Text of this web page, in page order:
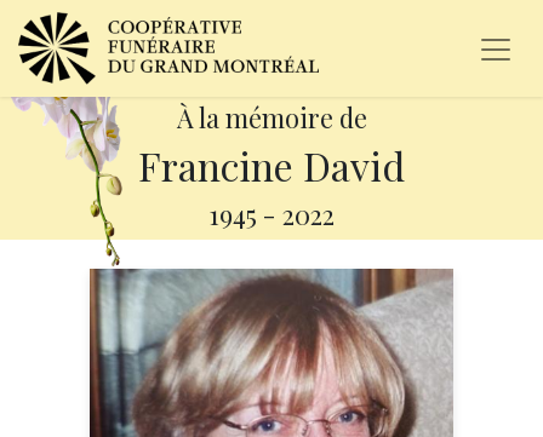
À la mémoire de
Francine David
1945 - 2022